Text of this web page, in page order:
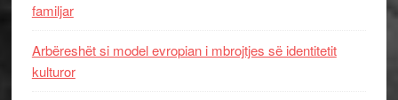
familjar
Arbëreshët si model evropian i mbrojtjes së identitetit
kulturor